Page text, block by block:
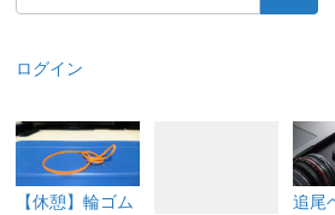
ログイン
【休憩】輪ゴム
追尾